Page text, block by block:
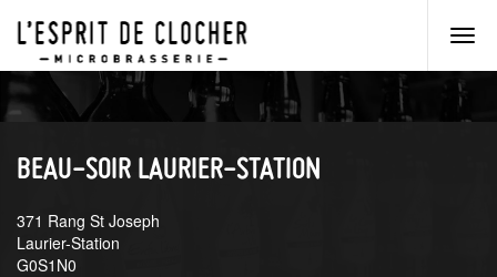
Aller
au
menu
Aller
au
contenu
BEAU-SOIR LAURIER-STATION
371 Rang St Joseph
Laurier-Station
G0S1N0